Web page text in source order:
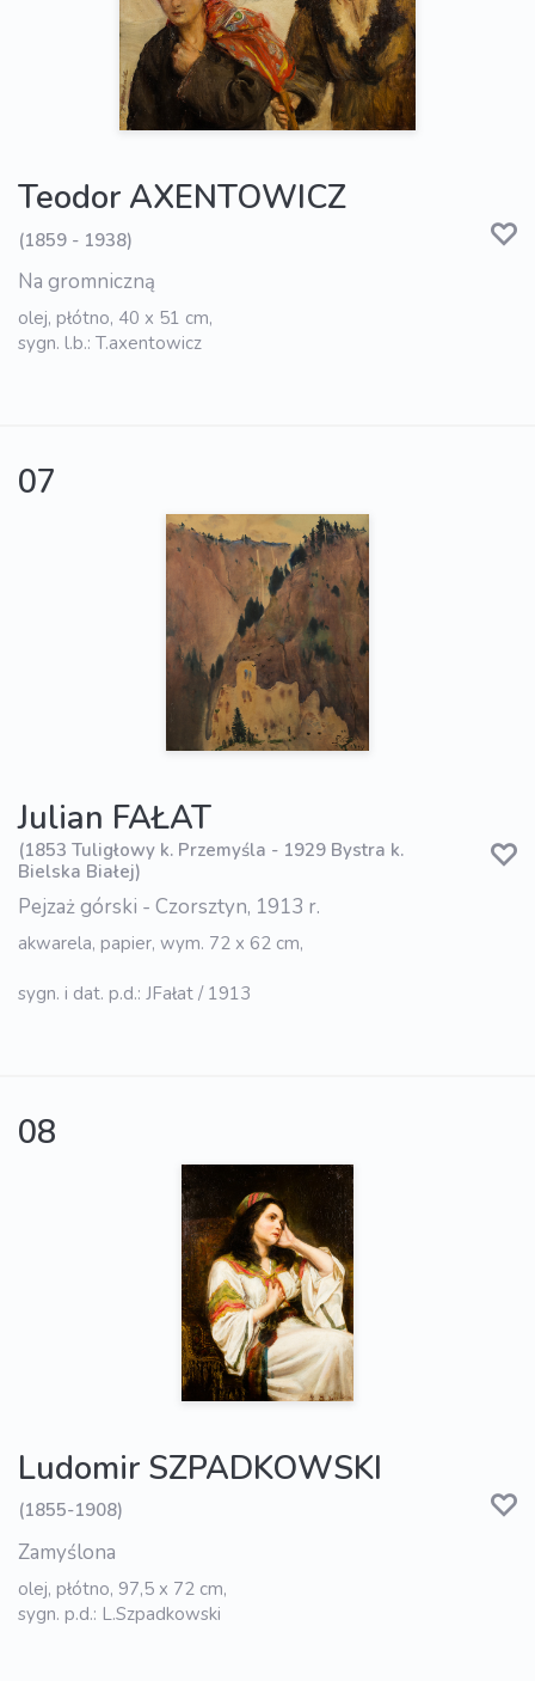
Teodor AXENTOWICZ
(1859 - 1938)
Na gromniczną
olej, płótno, 40 x 51 cm,
sygn. l.b.: T.axentowicz
07
Julian FAŁAT
(1853 Tuligłowy k. Przemyśla - 1929 Bystra k.
Bielska Białej)
Pejzaż górski - Czorsztyn, 1913 r.
akwarela, papier, wym. 72 x 62 cm,
sygn. i dat. p.d.: JFałat / 1913
08
Ludomir SZPADKOWSKI
(1855-1908)
Zamyślona
olej, płótno, 97,5 x 72 cm,
sygn. p.d.: L.Szpadkowski